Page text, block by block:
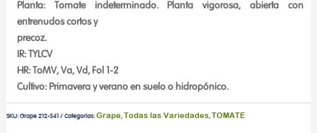
Planta: Tomate indeterminado. Planta vigorosa, abierta con
entrenudos cortos y
precoz.
IR: TYLCV
HR: ToMV, Va, Vd, Fol 1-2
Cultivo: Primavera y verano en suelo o hidropónico.
SKU: Grape 212-541 Categorías: Grape, Todas las Variedades, TOMATE